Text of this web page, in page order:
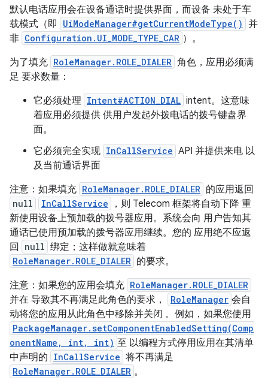
默认电话应用会在设备通话时提供界面，而设备 未处于车
载模式（即
UiModeManager#getCurrentModeType() 并
非 Configuration.UI_MODE_TYPE_CAR ）。
为了填充 RoleManager.ROLE_DIALER 角色，应用必须满
足 要求数量：
它必须处理 Intent#ACTION_DIAL intent。这意味
着应用必须提供 供用户发起外拨电话的拨号键盘界
面。
它必须完全实现 InCallService API 并提供来电 以
及当前通话界面
注意：如果填充 RoleManager.ROLE_DIALER 的应用返回
null InCallService
，则 Telecom 框架将自动下降 重
新使用设备上预加载的拨号器应用。系统会向 用户告知其
通话已使用预加载的拨号器应用继续。您的 应用绝不应返
回
null 绑定；这样做就意味着
RoleManager.ROLE_DIALER 的要求。
注意：如果您的应用会填充 RoleManager.ROLE_DIALER
并在 导致其不再满足此角色的要求， RoleManager 会自
动将您的应用从此角色中移除并关闭 。例如，如果您使用
PackageManager.setComponentEnabledSetting(Comp
onentName, int, int) 至 以编程方式停用应用在其清单
中声明的 InCallService 将不再满足
RoleManager.ROLE_DIALER 。